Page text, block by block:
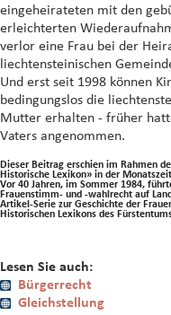
eingeheirateten mit den
erleichterten
verlor eine Frau bei der
liechtensteinischen
Und erst seit 1998 können
bedingungslos die
Mutter erhalten - früher
Vaters angenommen.
Dieser Beitrag erschien im Rahmen
Historische Lexikon» in der
Vor 40 Jahren, im Sommer 1984,
Frauenstimm- und -wahlrecht auf
Artikel-Serie zur Geschichte der
Historischen Lexikons des
Lesen Sie auch:
Bürgerrecht
Gleichstellung